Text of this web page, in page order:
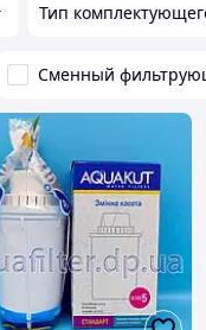
Тип
Сменный